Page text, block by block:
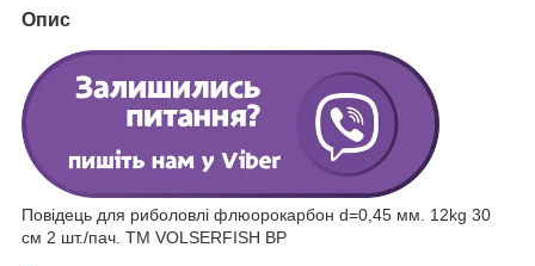
Опис
Повідець для риболовлі флюорокарбон d=0,45 мм. 12kg 30
см 2 шт./пач. ТМ VOLSERFISH BP